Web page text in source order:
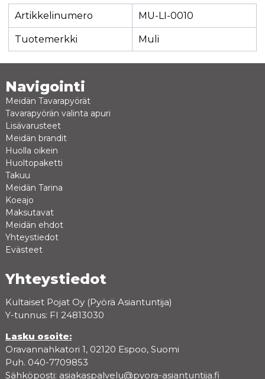
Artikkelinumero MU-LI-0010
Tuotemerkki Muli
Navigointi
Meidän Tavarapyörät
Tavarapyörän valinta apuri
Lisävarusteet
Meidän brandit
Huolla oikein
Huoltopaketti
Takuu
Meidän Tarina
Koeajo
Maksutavat
Meidän ehdot
Yhteystiedot
Evästeet
Yhteystiedot
Kultaiset Pojat Oy (Pyörä Asiantuntija)
Y-tunnus: FI 24813030
Lasku osoite:
Oravannahkatori 1, 02120 Espoo, Suomi
Puh. 040-7709853
Sähköposti: asiakaspalvelu@pyora-asiantuntija.fi